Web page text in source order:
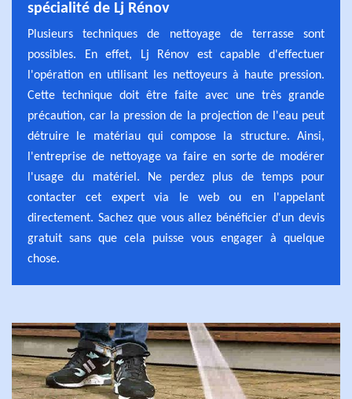
spécialité de Lj Rénov
Plusieurs techniques de nettoyage de terrasse sont
possibles. En effet, Lj Rénov est capable d'effectuer
l'opération en utilisant les nettoyeurs à haute pression.
Cette technique doit être faite avec une très grande
précaution, car la pression de la projection de l'eau peut
détruire le matériau qui compose la structure. Ainsi,
l'entreprise de nettoyage va faire en sorte de modérer
l'usage du matériel. Ne perdez plus de temps pour
contacter cet expert via le web ou en l'appelant
directement. Sachez que vous allez bénéficier d'un devis
gratuit sans que cela puisse vous engager à quelque
chose.